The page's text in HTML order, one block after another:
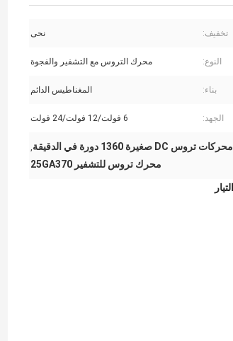
تخفيف: نحى
النوع: محرك التروس مع التشفير والفجوة
بناء: المغناطيس الدائم
الجهد: 6 فولت/12 فولت/24 فولت
محركات تروس DC صغيرة 1360 دورة في الدقيقة ,
محرك تروس للتشفير 25GA370